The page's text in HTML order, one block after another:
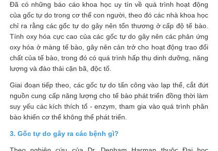
Khớp
Mắt
Kháng
sinh,
Nhiễm
Tai,
Mũi,
Họng,
hấp
Đã có những báo cáo khoa học uy tín về quá trình hoạt động
của gốc tự do trong cơ thể con người, theo đó các nhà khoa học
chỉ ra rằng các gốc tự do gây nên tổn thương ở cấp độ tế bào.
Tính oxy hóa cực cao của các gốc tự do gây nên các phản ứng
oxy hóa ở màng tế bào, gây nên cản trở cho hoạt động trao đổi
chất của tế bào, trong đó có quá trình hấp thụ dinh dưỡng, năng
lượng và đào thải cặn bã, độc tố.
Giai đoạn tiếp theo, các gốc tự do tấn công vào lạp thể, cắt đứt
nguồn cung cấp năng lượng cho tế bào phát triển đồng thời làm
suy yếu các kích thích tố - enzym, tham gia vào quá trình phân
bào khiến cơ thể không thể phát triển.
3. Gốc tự do gây ra các bệnh gì?